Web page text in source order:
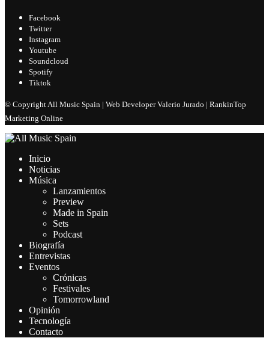
Facebook
Twitter
Instagram
Youtube
Soundcloud
Spotify
Tiktok
© Copyright All Music Spain | Web Developer Valerio Jurado | RankinTop
Marketing Online
Inicio
Noticias
Música
Lanzamientos
Preview
Made in Spain
Sets
Podcast
Biografía
Entrevistas
Eventos
Crónicas
Festivales
Tomorrowland
Opinión
Tecnología
Contacto